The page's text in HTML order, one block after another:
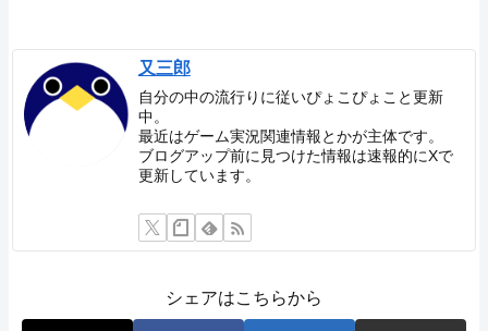
又三郎
自分の中の流行りに従いぴょこぴょこと更新
中。
最近はゲーム実況関連情報とかが主体です。
ブログアップ前に見つけた情報は速報的にXで
更新しています。
シェアはこちらから